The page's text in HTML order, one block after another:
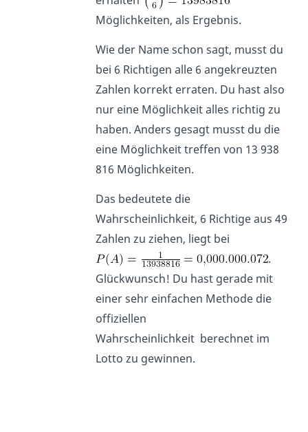
Möglichkeiten, als Ergebnis.
Wie der Name schon sagt, musst du
bei 6 Richtigen alle 6 angekreuzten
Zahlen korrekt erraten. Du hast also
nur eine Möglichkeit alles richtig zu
haben. Anders gesagt musst du die
eine Möglichkeit treffen von 13 938
816 Möglichkeiten.
Das bedeutete die
Wahrscheinlichkeit, 6 Richtige aus 49
Zahlen zu ziehen, liegt bei
.
Glückwunsch! Du hast gerade mit
einer sehr einfachen Methode die
offiziellen
Wahrscheinlichkeit berechnet im
Lotto zu gewinnen.